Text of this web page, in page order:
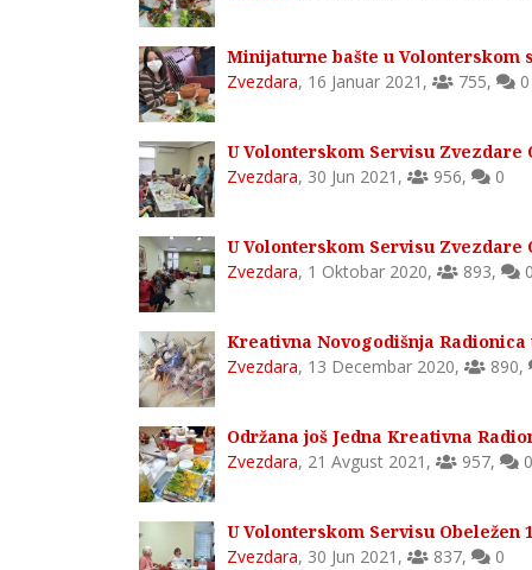
Minijaturne bašte u Volonterskom
Zvezdara, 16 Januar 2021 , 755, 0
U Volonterskom Servisu
Zvezdara, 30 Jun 2021 , 956, 0
U Volonterskom Servisu
Zvezdara, 1 Oktobar 2020, 893, 0
Kreativna Novogodišnja
Zvezdara, 13 Decembar 2020, 890,
Održana još Jedna Kreativna
Zvezdara, 21 Avgust 2021 , 957, 0
U Volonterskom Servisu
Zvezdara, 30 Jun 2021 , 837, 0